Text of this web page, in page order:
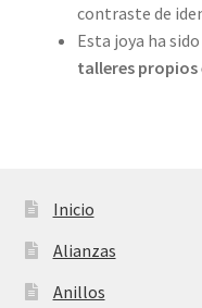
contraste de
Esta joya ha
talleres propios
Inicio
Alianzas
Anillos